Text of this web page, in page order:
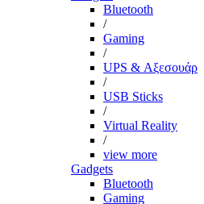
Bluetooth
/
Gaming
/
UPS & Αξεσουάρ
/
USB Sticks
/
Virtual Reality
/
view more
Gadgets
Bluetooth
Gaming